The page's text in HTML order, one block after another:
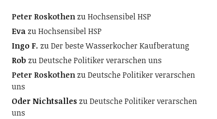
Peter RoskothenzuHochsensibel HSP
EvazuHochsensibel HSP
Ingo F. zuDer beste Wasserkocher Kaufberatung
Rob zuDeutsche Politiker verarschen uns
Peter RoskothenzuDeutsche Politiker verarschen
uns
Oder NichtsalleszuDeutsche Politiker verarschen
uns